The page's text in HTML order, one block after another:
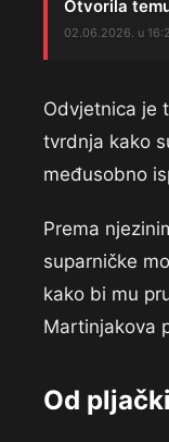
Otvorila
02.06.2026. u
Odvjetnica je
tvrdnja kako
međusobno
Prema
suparničke
kako bi mu
Martinjakova
Od